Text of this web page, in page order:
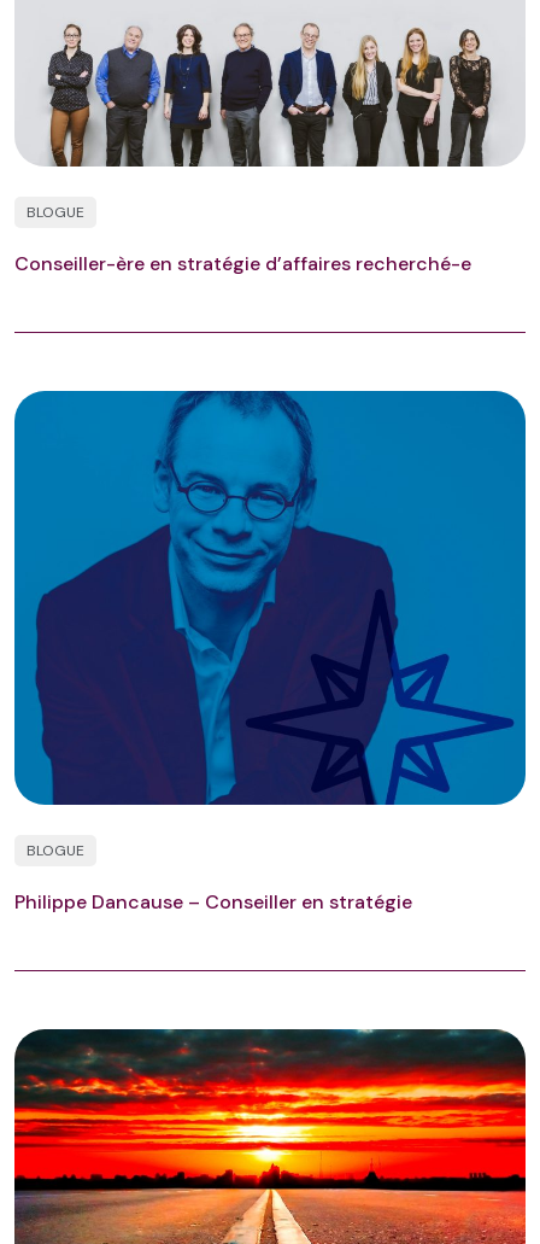
BLOGUE
Conseiller-ère en stratégie d’affaires recherché-e
BLOGUE
Philippe Dancause – Conseiller en stratégie